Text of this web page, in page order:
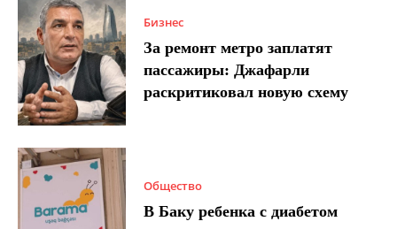
Бизнес
За ремонт метро заплатят
пассажиры: Джафарли
раскритиковал новую схему
Общество
В Баку ребенка с диабетом